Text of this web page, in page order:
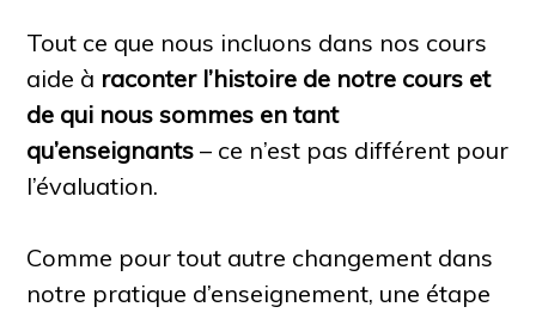
Tout ce que nous incluons dans nos cours
aide à raconter l’histoire de notre cours et
de qui nous sommes en tant
qu’enseignants – ce n’est pas différent pour
l’évaluation.
Comme pour tout autre changement dans
notre pratique d’enseignement, une étape